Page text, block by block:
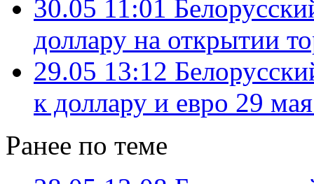
30.05 11:01
доллару на открытии
29.05 13:12
к доллару и евро 29
Ранее по теме